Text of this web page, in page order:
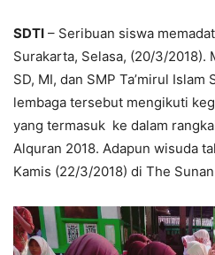
SDTI – Seribuan siswa
Surakarta, Selasa, (20/3/2018).
SD, MI, dan SMP Ta’mirul
lembaga tersebut mengikuti
yang termasuk ke dalam
Alquran 2018. Adapun wisuda
Kamis (22/3/2018) di The